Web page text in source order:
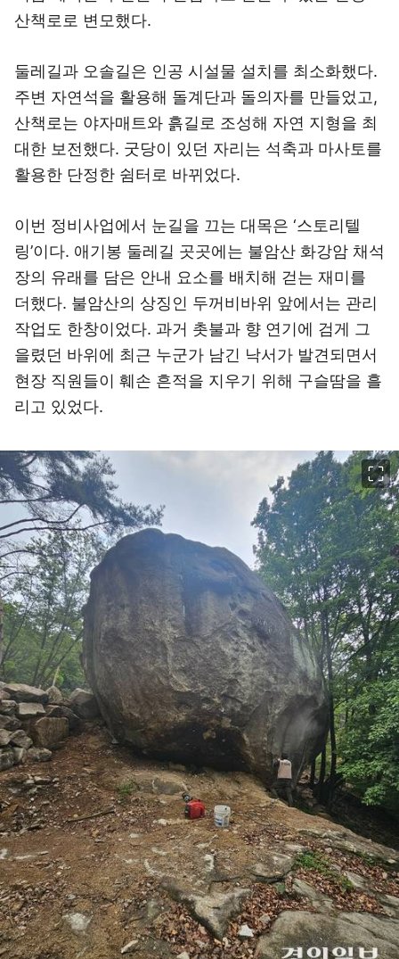
산책로로 변모했다.
둘레길과 오솔길은 인공 시설물 설치를 최소화했다.
주변 자연석을 활용해 돌계단과 돌의자를 만들었고,
산책로는 야자매트와 흙길로 조성해 자연 지형을 최
대한 보전했다. 굿당이 있던 자리는 석축과 마사토를
활용한 단정한 쉼터로 바뀌었다.
이번 정비사업에서 눈길을 끄는 대목은 ‘스토리텔
링’이다. 애기봉 둘레길 곳곳에는 불암산 화강암 채석
장의 유래를 담은 안내 요소를 배치해 걷는 재미를
더했다. 불암산의 상징인 두꺼비바위 앞에서는 관리
작업도 한창이었다. 과거 촛불과 향 연기에 검게 그
을렸던 바위에 최근 누군가 남긴 낙서가 발견되면서
현장 직원들이 훼손 흔적을 지우기 위해 구슬땀을 흘
리고 있었다.